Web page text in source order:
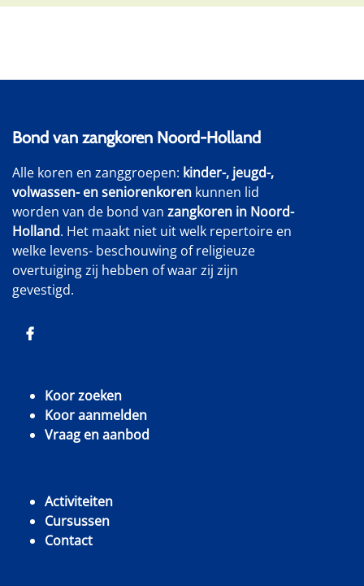
Bond van zangkoren Noord-Holland
Alle koren en zanggroepen: kinder-, jeugd-,
volwassen- en seniorenkoren kunnen lid
worden van de bond van zangkoren in Noord-
Holland. Het maakt niet uit welk repertoire en
welke levens- beschouwing of religieuze
overtuiging zij hebben of waar zij zijn
gevestigd.
Koor zoeken
Koor aanmelden
Vraag en aanbod
Activiteiten
Cursussen
Contact